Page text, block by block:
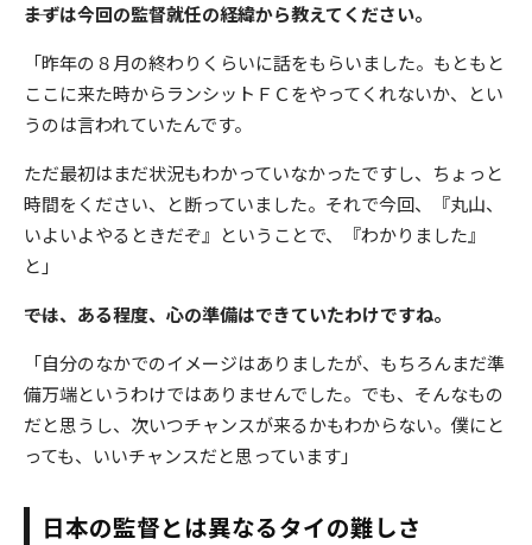
――まずは今回の監督就任の経緯から教えてください。
「昨年の８月の終わりくらいに話をもらいました。もともと
ここに来た時からランシットＦＣをやってくれないか、とい
うのは言われていたんです。
ただ最初はまだ状況もわかっていなかったですし、ちょっと
時間をください、と断っていました。それで今回、『丸山、
いよいよやるときだぞ』ということで、『わかりました』
と」
――では、ある程度、心の準備はできていたわけですね。
「自分のなかでのイメージはありましたが、もちろんまだ準
備万端というわけではありませんでした。でも、そんなもの
だと思うし、次いつチャンスが来るかもわからない。僕にと
っても、いいチャンスだと思っています」
日本の監督とは異なるタイの難しさ